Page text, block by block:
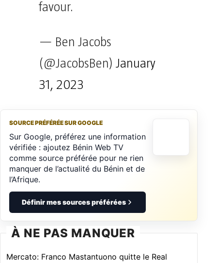
favour.
— Ben Jacobs
(@JacobsBen) January
31, 2023
SOURCE PRÉFÉRÉE SUR GOOGLE
Sur Google, préférez une information
vérifiée : ajoutez Bénin Web TV
comme source préférée pour ne rien
manquer de l’actualité du Bénin et de
l’Afrique.
Définir mes sources préférées
À NE PAS MANQUER
Mercato: Franco Mastantuono quitte le Real